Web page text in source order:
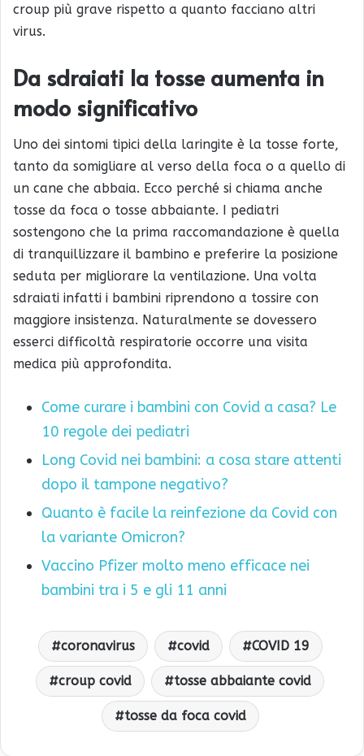
croup più grave rispetto a quanto facciano altri
virus.
Da sdraiati la tosse aumenta in
modo significativo
Uno dei sintomi tipici della laringite è la tosse forte,
tanto da somigliare al verso della foca o a quello di
un cane che abbaia. Ecco perché si chiama anche
tosse da foca o tosse abbaiante. I pediatri
sostengono che la prima raccomandazione è quella
di tranquillizzare il bambino e preferire la posizione
seduta per migliorare la ventilazione. Una volta
sdraiati infatti i bambini riprendono a tossire con
maggiore insistenza. Naturalmente se dovessero
esserci difficoltà respiratorie occorre una visita
medica più approfondita.
Come curare i bambini con Covid a casa? Le
10 regole dei pediatri
Long Covid nei bambini: a cosa stare attenti
dopo il tampone negativo?
Quanto è facile la reinfezione da Covid con
la variante Omicron?
Vaccino Pfizer molto meno efficace nei
bambini tra i 5 e gli 11 anni
coronavirus covid COVID 19
croup covid tosse abbaiante covid
tosse da foca covid